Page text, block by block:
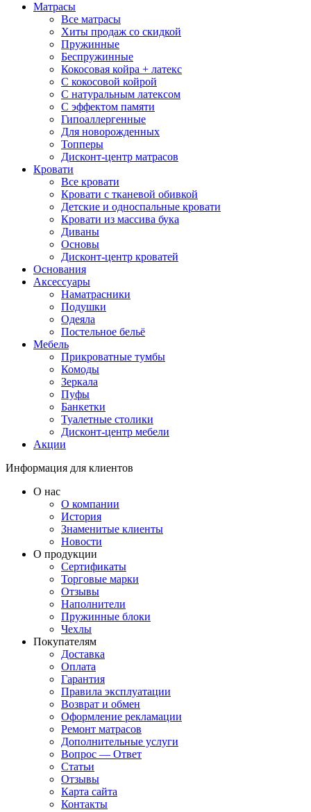
Матрасы
Все матрасы
Хиты продаж со скидкой
Пружинные
Беспружинные
Кокосовая койра + латекс
С кокосовой койрой
С натуральным латексом
С эффектом памяти
Гипоаллергенные
Для новорожденных
Топперы
Дисконт-центр матрасов
Кровати
Все кровати
Кровати с тканевой обивкой
Детские и односпальные кровати
Кровати из массива бука
Диваны
Основы
Дисконт-центр кроватей
Основания
Аксессуары
Наматрасники
Подушки
Одеяла
Постельное бельё
Мебель
Прикроватные тумбы
Комоды
Зеркала
Пуфы
Банкетки
Туалетные столики
Дисконт-центр мебели
Акции
Информация для клиентов
О нас
О компании
История
Знаменитые клиенты
Новости
О продукции
Сертификаты
Торговые марки
Отзывы
Наполнители
Пружинные блоки
Чехлы
Покупателям
Доставка
Оплата
Гарантия
Правила эксплуатации
Возврат и обмен
Оформление рекламации
Ремонт матрасов
Дополнительные услуги
Вопрос — Ответ
Статьи
Отзывы
Карта сайта
Контакты